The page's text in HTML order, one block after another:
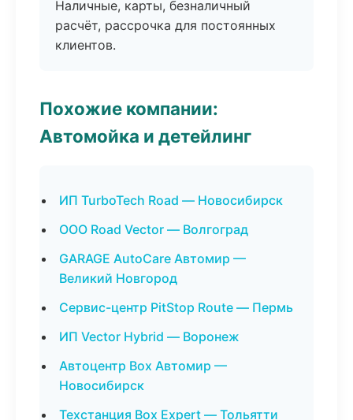
Наличные, карты, безналичный
расчёт, рассрочка для постоянных
клиентов.
Похожие компании:
Автомойка и детейлинг
ИП TurboTech Road — Новосибирск
ООО Road Vector — Волгоград
GARAGE AutoCare Автомир —
Великий Новгород
Сервис-центр PitStop Route — Пермь
ИП Vector Hybrid — Воронеж
Автоцентр Box Автомир —
Новосибирск
Техстанция Box Expert — Тольятти